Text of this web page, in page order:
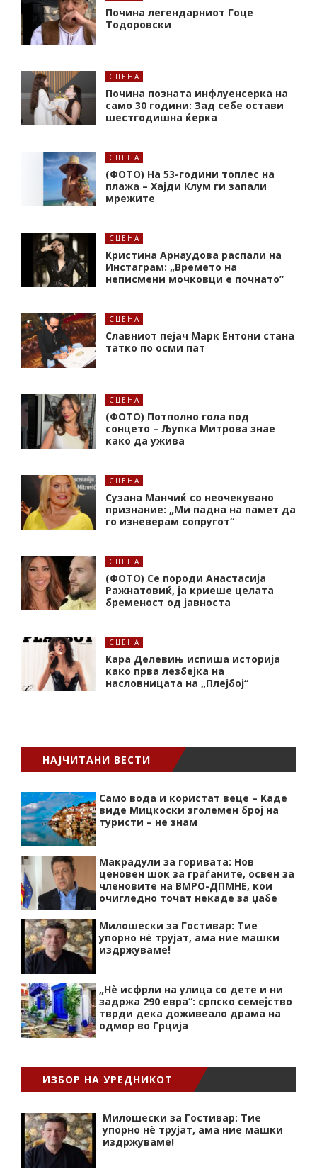
Почина легендарниот Гоце
Тодоровски
СЦЕНА
Почина позната инфлуенсерка на
само 30 години: Зад себе остави
шестгодишна ќерка
СЦЕНА
(ФОТО) На 53-години топлес на
плажа – Хајди Клум ги запали
мрежите
СЦЕНА
Кристина Арнаудова распали на
Инстаграм: „Времето на
неписмени мочковци е почнато”
СЦЕНА
Славниот пејач Марк Ентони стана
татко по осми пат
СЦЕНА
(ФОТО) Потполно гола под
сонцето – Љупка Митрова знае
како да ужива
СЦЕНА
Сузана Манчиќ со неочекувано
признание: „Ми падна на памет да
го изневерам сопругот“
СЦЕНА
(ФОТО) Се породи Анастасија
Ражнатовиќ, ја криеше целата
бременост од јавноста
СЦЕНА
Кара Делевињ испиша историја
како прва лезбејка на
насловницата на „Плејбој“
НАЈЧИТАНИ ВЕСТИ
Само вода и користат веце – Каде
виде Мицкоски зголемен број на
туристи – не знам
Макрадули за горивата: Нов
ценовен шок за граѓаните, освен за
членовите на ВМРО-ДПМНЕ, кои
очигледно точат некаде за џабе
Милошески за Гостивар: Тие
упорно нѐ трујат, ама ние машки
издржуваме!
„Нѐ исфрли на улица со дете и ни
задржа 290 евра“: српско семејство
тврди дека доживеало драма на
одмор во Грција
ИЗБОР НА УРЕДНИКОТ
Милошески за Гостивар: Тие
упорно нѐ трујат, ама ние машки
издржуваме!